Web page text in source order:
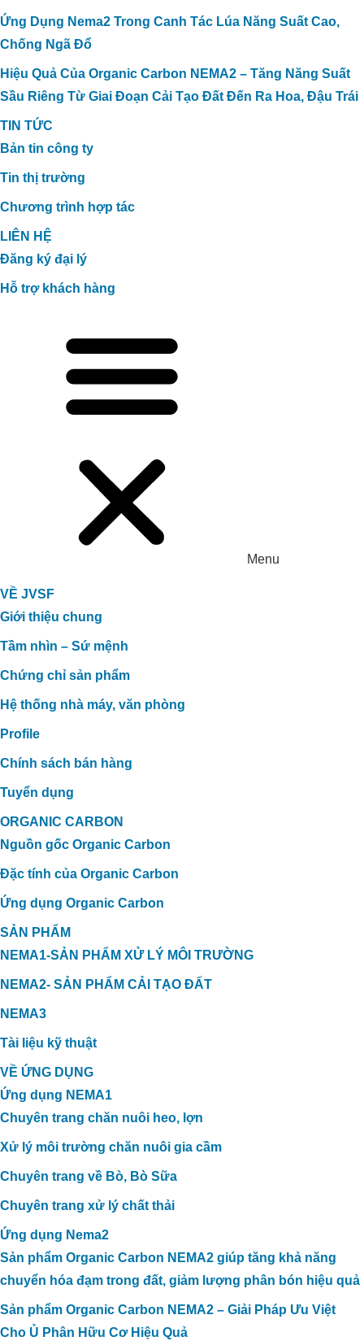
Ứng Dụng Nema2 Trong Canh Tác Lúa Năng Suất Cao,
Chống Ngã Đổ
Hiệu Quả Của Organic Carbon NEMA2 – Tăng Năng Suất
Sầu Riêng Từ Giai Đoạn Cải Tạo Đất Đến Ra Hoa, Đậu Trái
TIN TỨC
Bản tin công ty
Tin thị trường
Chương trình hợp tác
LIÊN HỆ
Đăng ký đại lý
Hỗ trợ khách hàng
Menu
VỀ JVSF
Giới thiệu chung
Tầm nhìn – Sứ mệnh
Chứng chỉ sản phẩm
Hệ thống nhà máy, văn phòng
Profile
Chính sách bán hàng
Tuyển dụng
ORGANIC CARBON
Nguồn gốc Organic Carbon
Đặc tính của Organic Carbon
Ứng dụng Organic Carbon
SẢN PHẨM
NEMA1-SẢN PHẨM XỬ LÝ MÔI TRƯỜNG
NEMA2- SẢN PHẨM CẢI TẠO ĐẤT
NEMA3
Tài liệu kỹ thuật
VỀ ỨNG DỤNG
Ứng dụng NEMA1
Chuyên trang chăn nuôi heo, lợn
Xử lý môi trường chăn nuôi gia cầm
Chuyên trang về Bò, Bò Sữa
Chuyên trang xử lý chất thải
Ứng dụng Nema2
Sản phẩm Organic Carbon NEMA2 giúp tăng khả năng
chuyển hóa đạm trong đất, giảm lượng phân bón hiệu quả
Sản phẩm Organic Carbon NEMA2 – Giải Pháp Ưu Việt
Cho Ủ Phân Hữu Cơ Hiệu Quả